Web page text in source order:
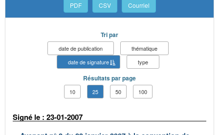
PDF CSV Courriel
Tri par
date de publication
thématique
date de signature
type
Résultats par page
10 25 50 100
Signé le : 23-01-2007